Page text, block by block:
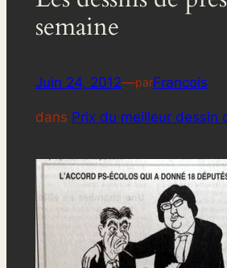
semaine
Juin 24, 2012—parFrancois
dans Prix du meilleur dessin